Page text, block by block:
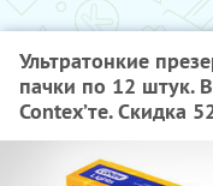
Ультратонкие
пачки по 12 штук.
Contex’те. Скидка